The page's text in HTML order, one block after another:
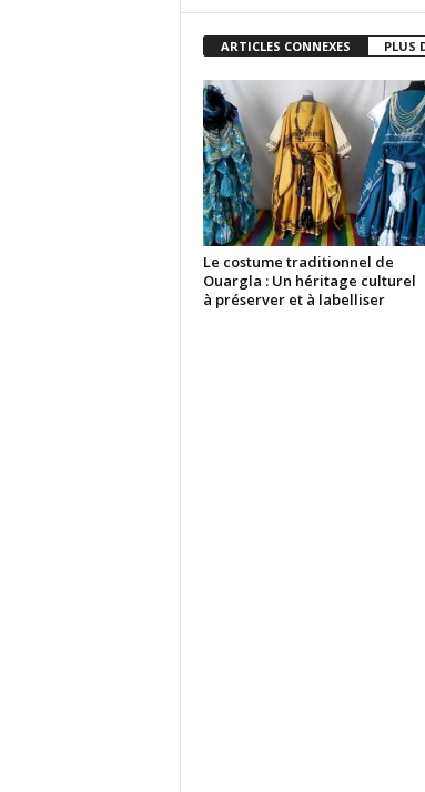
ARTICLES CONNEXES PLUS
Le costume traditionnel de
Ouargla : Un héritage culturel
à préserver et à labelliser